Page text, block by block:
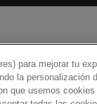
para mejorar tu
la personalización
que usemos